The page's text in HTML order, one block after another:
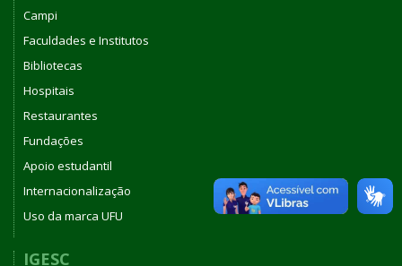
Campi
Faculdades e Institutos
Bibliotecas
Hospitais
Restaurantes
Fundações
Apoio estudantil
Internacionalização
Uso da marca UFU
IGESC